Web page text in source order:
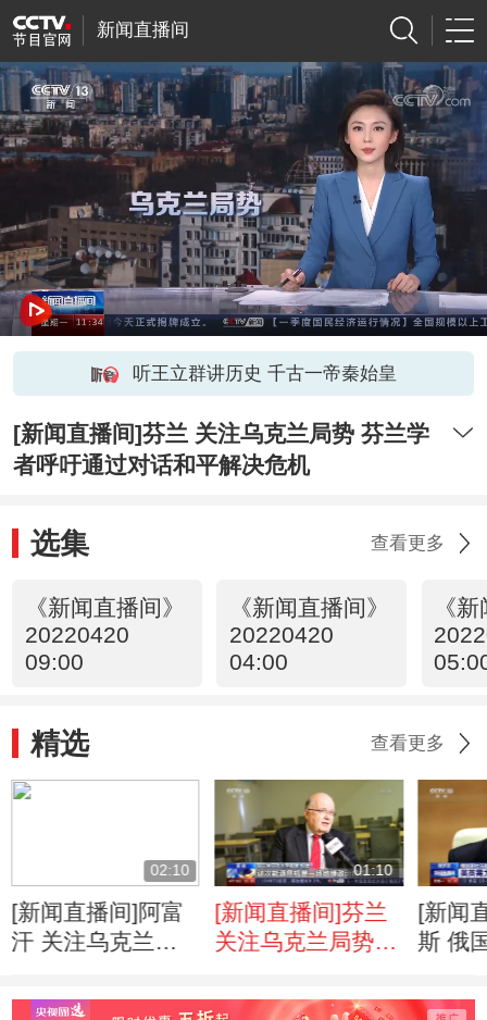
新闻直播间
听王立群讲历史 千古一帝秦始皇
[新闻直播间]芬兰 关注乌克兰局势 芬兰学
者呼吁通过对话和平解决危机
选集 查看更多
《新闻直播间》
20220420
09:00
《新闻直播间》
20220420
04:00
《
精选 查看更多
02:10
[新闻直播间]阿富
汗 关注乌克兰局
美国把乌克兰推向
01:10
[新闻直播间]芬兰
关注乌克兰局势
对话和平解决危机
[新闻
斯 俄
表示